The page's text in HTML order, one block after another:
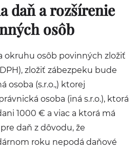
daň a rozšírenie
osôb
okruhu osôb povinných zložiť
zložiť zábezpeku bude
osoba (s.r.o.,) ktorej
osoba (iná s.r.o.), ktorá
1000 € a viac a ktorá má
daň z dôvodu, že
roku nepodá daňové